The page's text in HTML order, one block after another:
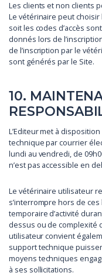
Les clients et non clients
Le vétérinaire peut choisir
soit les codes d’accès
donnés lors de
de l’inscription par le
sont générés par le Site.
10.
L’Editeur met à
technique par courrier
lundi au vendredi, de
n’est pas accessible en
Le vétérinaire utilisateur
s’interrompre hors de ces
temporaire d’activité
dessus ou de complexité
utilisateur convient
support technique
moyens techniques
à ses sollicitations.